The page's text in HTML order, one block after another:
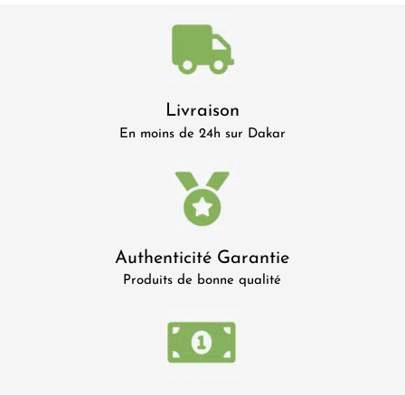
Livraison
En moins de 24h sur Dakar
Authenticité Garantie
Produits de bonne qualité